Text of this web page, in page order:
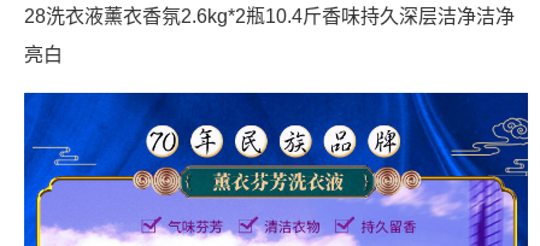
28洗衣液薰衣香氛2.6kg*2瓶10.4斤香味持久深层洁净洁净
亮白